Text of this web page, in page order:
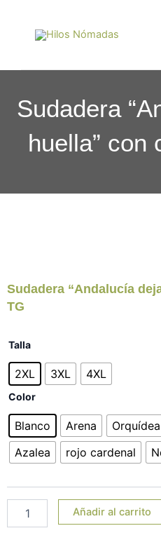
contenido
Sudadera
huella” con
Sudadera “Andalucía
TG
Talla
2XL 3XL 4XL
Color
Blanco Arena Orquídea
Azalea
rojo cardenal
Sudadera
deja
huella"
con
capucha
TG
cantidad
Añadir al carrito